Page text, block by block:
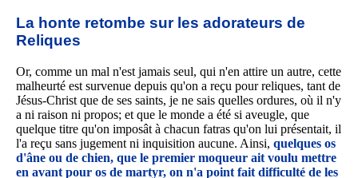
La honte retombe sur les adorateurs de
Reliques
Or, comme un mal n'est jamais seul, qui n'en attire un autre, cette
malheurté est survenue depuis qu'on a reçu pour reliques, tant de
Jésus-Christ que de ses saints, je ne sais quelles ordures, où il n'y
a ni raison ni propos; et que le monde a été si aveugle, que
quelque titre qu'on imposât à chacun fatras qu'on lui présentait, il
l'a reçu sans jugement ni inquisition aucune. Ainsi, quelques os
d'âne ou de chien, que le premier moqueur ait voulu mettre
en avant pour os de martyr, on n'a point fait difficulté de les